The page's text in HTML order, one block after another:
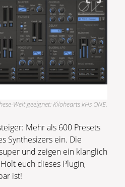
Welt geeignet: Kilohearts kHs ONE.
Mehr als 600 Presets
Synthesizers ein. Die
und zeigen ein klanglich
euch dieses Plugin,
ist!